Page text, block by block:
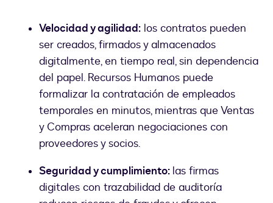
Velocidad y agilidad: los contratos pueden
ser creados, firmados y almacenados
digitalmente, en tiempo real, sin dependencia
del papel. Recursos Humanos puede
formalizar la contratación de empleados
temporales en minutos, mientras que Ventas
y Compras aceleran negociaciones con
proveedores y socios.
Seguridad y cumplimiento: las firmas
digitales con trazabilidad de auditoría